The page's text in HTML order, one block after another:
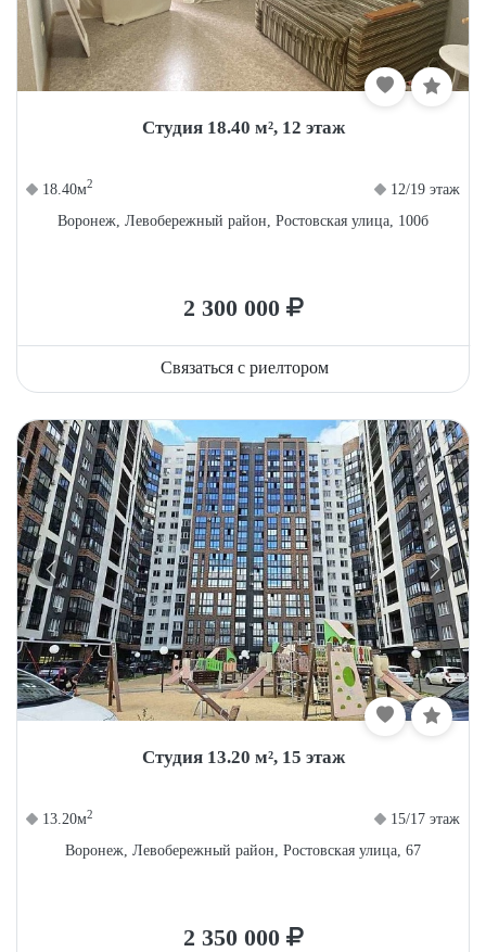
Студия 18.40 м², 12 этаж
18.40м2
12/19 этаж
Воронеж, Левобережный район, Ростовская улица, 100б
2 300 000
Связаться с риелтором
Студия 13.20 м², 15 этаж
13.20м2
15/17 этаж
Воронеж, Левобережный район, Ростовская улица, 67
2 350 000